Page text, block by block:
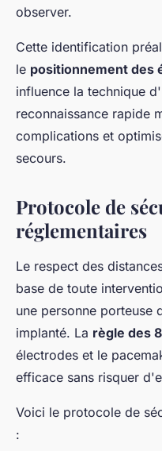
observer.
Cette identification
le positionnement des
influence la technique
reconnaissance rapide
complications et
secours.
Protocole de
réglementaires
Le respect des
base de toute
une personne porteuse
implanté. La règle des
électrodes et le
efficace sans risquer
Voici le protocole de
: